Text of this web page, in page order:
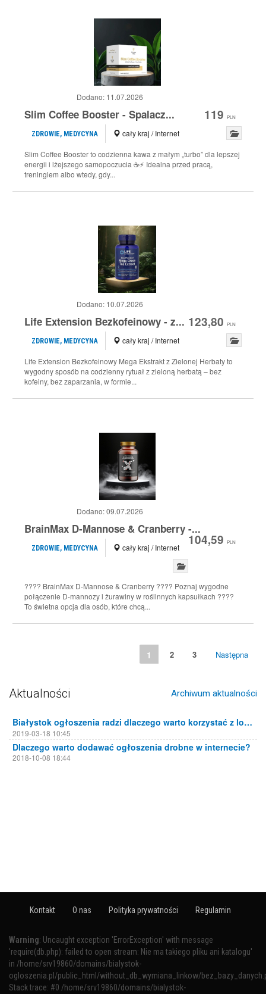
Dodano: 11.07.2026
Slim Coffee Booster - Spalacz... 119 PLN
ZDROWIE, MEDYCYNA cały kraj / Internet
Slim Coffee Booster to codzienna kawa z małym „turbo” dla lepszej
energii i lżejszego samopoczucia ☕️⚡️ Idealna przed pracą,
treningiem albo wtedy, gdy...
Dodano: 10.07.2026
Life Extension Bezkofeinowy - z... 123,80 PLN
ZDROWIE, MEDYCYNA cały kraj / Internet
Life Extension Bezkofeinowy Mega Ekstrakt z Zielonej Herbaty to
wygodny sposób na codzienny rytuał z zieloną herbatą – bez
kofeiny, bez zaparzania, w formie...
Dodano:09.07.2026
BrainMax D-Mannose & Cranberry -...
104,59 PLN
ZDROWIE, MEDYCYNA cały kraj / Internet
???? BrainMax D-Mannose & Cranberry ???? Poznaj wygodne
połączenie D-mannozy i żurawiny w roślinnych kapsułkach ????
To świetna opcja dla osób, które chcą...
1 2 3 Następna
Aktualności Archiwum aktualności
Białystok ogłoszenia radzi dlaczego warto korzystać z lokalnych portali ogłoszeniowych
2019-03-18 10:45
Dlaczego warto dodawać ogłoszenia drobne w internecie?
2018-10-08 18:44
Kontakt O nas Polityka prywatności Regulamin
Warning: Uncaught exception 'ErrorException' with message
'require(db.php): failed to open stream: Nie ma takiego pliku ani katalogu'
in /home/srv19860/domains/bialystok-
ogloszenia.pl/public_html/without_db_wymiana_linkow/
Stack trace: #0 /home/srv19860/domains/bialystok-